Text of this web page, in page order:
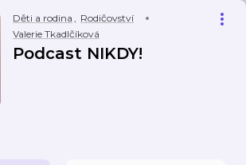
Děti a rodina , Rodičovství
Valerie Tkadlčíková
Podcast NIKDY!